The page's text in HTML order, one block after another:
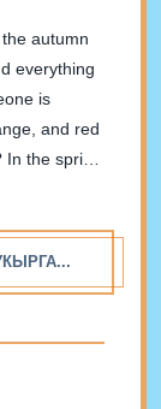
autumn
everything
is
and red
the spring